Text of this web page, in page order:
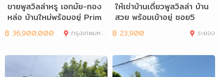
ขายพูลวิลล่าหรู เอกมัย-ทอง
หล่อ บ้านใหม่พร้อมอยู่ Prim
e Nine
฿ 36,900,000 กรุงเทพมหานคร
ให้เช่าบ้านเดี่ยวพูลวิลล่า บ้าน
สวย พร้อมเข้าอยู่ ซอย5
฿ 23,900 ระยอง